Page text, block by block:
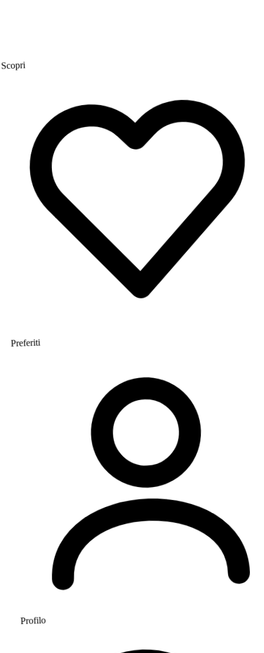
Scopri
Preferiti
Profilo